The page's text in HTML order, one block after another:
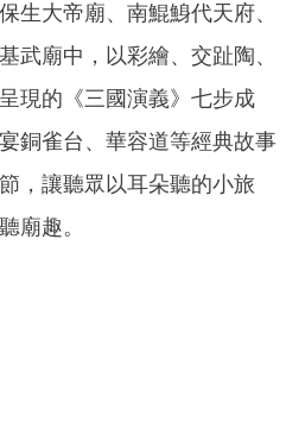
生大帝廟、南鯤鯓代天府、
武廟中，以彩繪、交趾陶、
現的《三國演義》七步成
銅雀台、華容道等經典故事
，讓聽眾以耳朵聽的小旅
廟趣。